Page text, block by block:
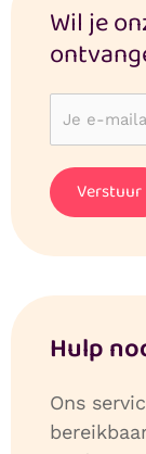
Wil je
Hulp
Ons